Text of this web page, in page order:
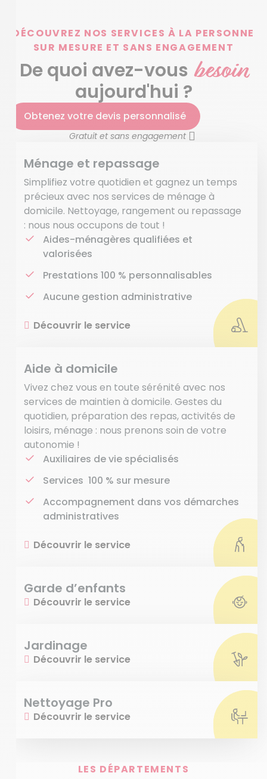
DÉCOUVREZ NOS SERVICES À LA PERSONNE
SUR MESURE ET SANS ENGAGEMENT
De quoi avez-vous besoin
aujourd'hui ?
Obtenez votre devis personnalisé
Gratuit et sans engagement
Ménage et repassage
Simplifiez votre quotidien et gagnez un temps
précieux avec nos services de ménage à
domicile. Nettoyage, rangement ou repassage
: nous nous occupons de tout !
Aides-ménagères qualifiées et
valorisées
Prestations 100 % personnalisables
Aucune gestion administrative
Découvrir le service
Aide à domicile
Vivez chez vous en toute sérénité avec nos
services de maintien à domicile. Gestes du
quotidien, préparation des repas, activités de
loisirs, ménage : nous prenons soin de votre
autonomie !
Auxiliaires de vie spécialisés
Services 100 % sur mesure
Accompagnement dans vos démarches
administratives
Découvrir le service
Garde d’enfants
Découvrir le service
Jardinage
Découvrir le service
Nettoyage Pro
Découvrir le service
LES DÉPARTEMENTS